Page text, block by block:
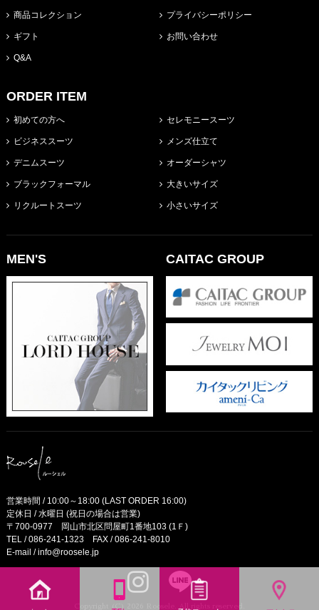
商品コレクション
ギフト
Q&A
プライバシーポリシー
お問い合わせ
ORDER ITEM
初めての方へ
ビジネススーツ
デニムスーツ
ブラックフォーマル
リクルートスーツ
セレモニースーツ
メンズ仕立て
オーダーシャツ
大きいサイズ
小さいサイズ
MEN'S CAITAC GROUP
営業時間 / 10:00～18:00 (LAST ORDER 16:00)
定休日 / 水曜日 (祝日の場合は営業)
〒700-0977 岡山市北区問屋町1番地103 (1Ｆ)
TEL /086-241-1323FAX / 086-241-8010
E-mail /info@roosele.jp